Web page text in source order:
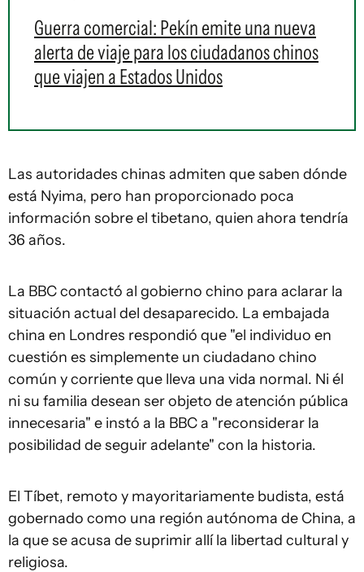
Guerra comercial: Pekín emite una nueva
alerta de viaje para los ciudadanos chinos
que viajen a Estados Unidos
Las autoridades chinas admiten que saben dónde
está Nyima, pero han proporcionado poca
información sobre el tibetano, quien ahora tendría
36 años.
La BBC contactó al gobierno chino para aclarar la
situación actual del desaparecido. La embajada
china en Londres respondió que "el individuo en
cuestión es simplemente un ciudadano chino
común y corriente que lleva una vida normal. Ni él
ni su familia desean ser objeto de atención pública
innecesaria" e instó a la BBC a "reconsiderar la
posibilidad de seguir adelante" con la historia.
El Tíbet, remoto y mayoritariamente budista, está
gobernado como una región autónoma de China, a
la que se acusa de suprimir allí la libertad cultural y
religiosa.